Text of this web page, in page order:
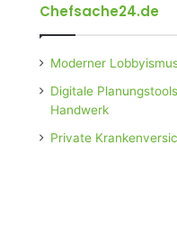
Chefsache24.de
Moderner
Digitale
Handwerk
Private